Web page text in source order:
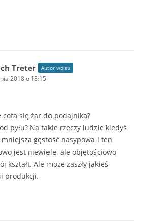
Treter Autor wpisu
2018 o 18:15
cofa się żar do podajnika?
pyłu? Na takie rzeczy ludzie kiedyś
gęstość nasypowa i ten
jest niewiele, ale objętościowo
kształt. Ale może zaszły jakieś
produkcji.